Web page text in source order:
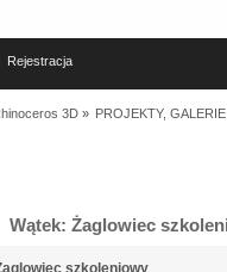
Rejestracja
3D» PROJEKTY,
Wątek: Żaglowiec
szkoleniowy